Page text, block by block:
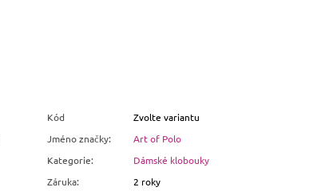
Kód
Zvolte variantu
Jméno značky:
Art of Polo
Kategorie:
Dámské klobouky
Záruka:
2 roky